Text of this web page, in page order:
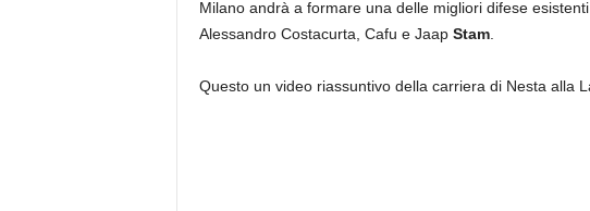
Milano andrà a formare una delle migliori difese
Alessandro Costacurta, Cafu e Jaap Stam.
Questo un video riassuntivo della carriera di Nesta alla